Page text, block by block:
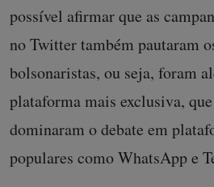
possível afirmar que as
no Twitter também pautaram
bolsonaristas, ou seja, foram
plataforma mais exclusiva,
dominaram o debate em
populares como WhatsApp e